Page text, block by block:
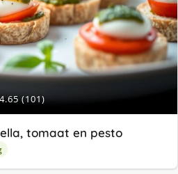
4.65 (101)
tomaat en pesto